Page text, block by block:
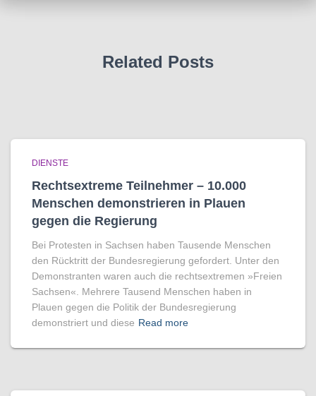
Related Posts
DIENSTE
Rechtsextreme Teilnehmer – 10.000
Menschen demonstrieren in Plauen
gegen die Regierung
Bei Protesten in Sachsen haben Tausende Menschen
den Rücktritt der Bundesregierung gefordert. Unter den
Demonstranten waren auch die rechtsextremen »Freien
Sachsen«. Mehrere Tausend Menschen haben in
Plauen gegen die Politik der Bundesregierung
demonstriert und diese Read more